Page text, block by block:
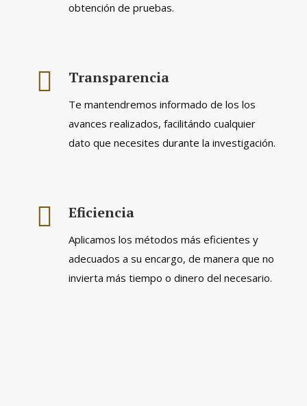
obtención de pruebas.
Transparencia
Te mantendremos informado de los los
avances realizados, facilitándo cualquier
dato que necesites durante la investigación.
Eficiencia
Aplicamos los métodos más eficientes y
adecuados a su encargo, de manera que no
invierta más tiempo o dinero del necesario.